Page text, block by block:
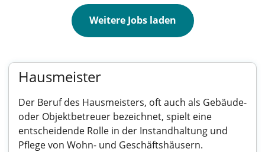
Weitere Jobs laden
Hausmeister
Der Beruf des Hausmeisters, oft auch als Gebäude-
oder Objektbetreuer bezeichnet, spielt eine
entscheidende Rolle in der Instandhaltung und
Pflege von Wohn- und Geschäftshäusern.